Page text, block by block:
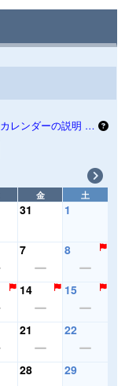
カレンダーの説明 …
金 土
31 1
7 8
14 15
21 22
28 29